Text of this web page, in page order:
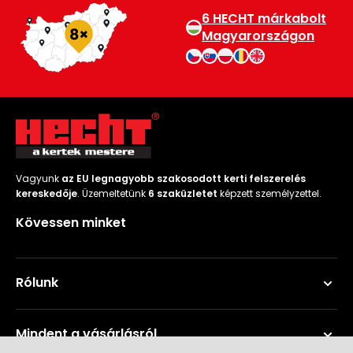
6 HECHT márkabolt
Magyarországon
Vagyunk az EU legnagyobb szakosodott kerti felszerelés
kereskedője. Üzemeltetünk 6 szaküzletet képzett személyzettel.
Kövessen minket
Rólunk
Mindent a vásárlásról